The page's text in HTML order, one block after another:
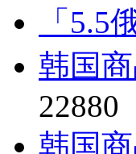
「5.5
韩国
22880
韩国